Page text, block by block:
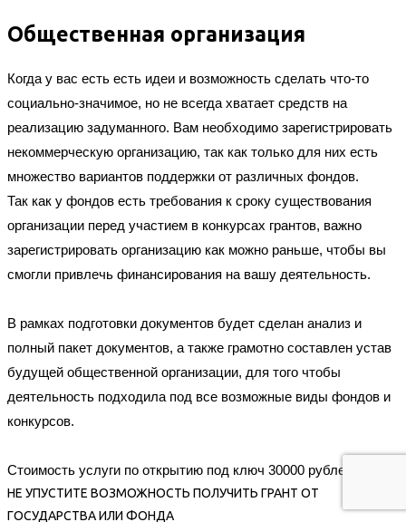
Общественная организация
Когда у вас есть есть идеи и возможность сделать что-то
социально-значимое, но не всегда хватает средств на
реализацию задуманного. Вам необходимо зарегистрировать
некоммерческую организацию, так как только для них есть
множество вариантов поддержки от различных фондов.
Так как у фондов есть требования к сроку существования
организации перед участием в конкурсах грантов, важно
зарегистрировать организацию как можно раньше, чтобы вы
смогли привлечь финансирования на вашу деятельность.
В рамках подготовки документов будет сделан анализ и
полный пакет документов, а также грамотно составлен устав
будущей общественной организации, для того чтобы
деятельность подходила под все возможные виды фондов и
конкурсов.
Стоимость услуги по открытию под ключ 30000 рублей
НЕ УПУСТИТЕ ВОЗМОЖНОСТЬ ПОЛУЧИТЬ ГРАНТ ОТ
ГОСУДАРСТВА ИЛИ ФОНДА